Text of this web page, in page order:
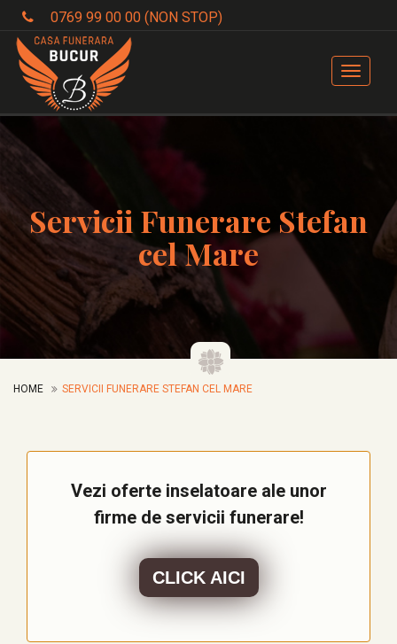
0769 99 00 00 (NON STOP)
Toggle
Servicii Funerare Stefan
cel Mare
HOME SERVICII FUNERARE STEFAN CEL MARE
Vezi oferte inselatoare ale unor
firme de servicii funerare!
CLICK AICI